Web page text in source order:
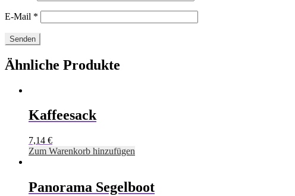
E-Mail *
Ähnliche Produkte
Kaffeesack
7,14 €
Zum Warenkorb hinzufügen
Panorama Segelboot